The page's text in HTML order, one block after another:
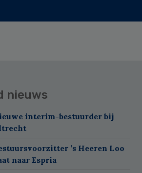
nieuws
interim-bestuurder bij
’s Heeren Loo
naar Espria